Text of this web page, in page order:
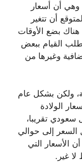
وهي أن أسعار
أن تتغير
بضع الأوقات
القيام ببعض
وغيرها من
ولكن بشكل عام
الولادة
8 آلاف ريال سعودي تقريبا،
السعر إلى حوالي
الأسعار التي
غير.